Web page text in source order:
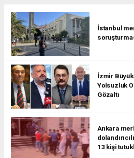
İstanbul
İzmir
Yolsuzluk
Gözaltı
Ankara
13 kişi